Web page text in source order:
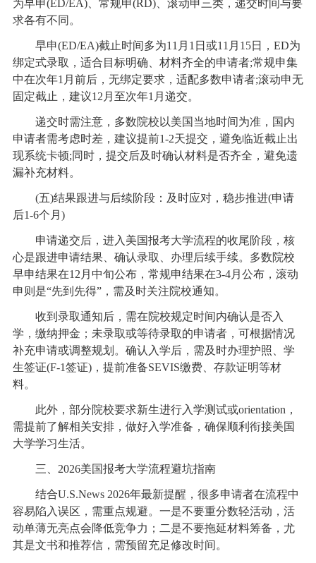
为早申(ED/EA)、常规申(RD)、滚动申三类，递交时间与要
求各有不同。
早申(ED/EA)截止时间多为11月1日或11月15日，ED为
绑定式录取，适合目标明确、材料齐全的申请者;常规申集
中在次年1月前后，无绑定要求，适配多数申请者;滚动申无
固定截止，建议12月至次年1月递交。
递交时需注意，多数院校以美国当地时间为准，国内
申请者需考虑时差，建议提前1-2天提交，避免临近截止出
现系统卡顿;同时，提交后及时确认材料是否齐全，避免遗
漏补充材料。
(五)结果跟进与后续阶段：及时应对，稳步推进(申请
后1-6个月)
申请递交后，进入美国报考大学流程的收尾阶段，核
心是跟进申请结果、确认录取、办理后续手续。多数院校
早申结果在12月中旬公布，常规申结果在3-4月公布，滚动
申则是“先到先得”，需及时关注院校通知。
收到录取通知后，需在院校规定时间内确认是否入
学，缴纳押金；未录取或等待录取的申请者，可根据情况
补充申请或调整规划。确认入学后，需及时办理护照、学
生签证(F-1签证)，提前准备SEVIS缴费、存款证明等材
料。
此外，部分院校要求新生进行入学测试或orientation，
需提前了解相关安排，做好入学准备，确保顺利衔接美国
大学学习生活。
三、2026美国报考大学流程避坑指南
结合U.S.News 2026年最新提醒，很多申请者在流程中
容易陷入误区，需重点规避。一是不要重分数轻活动，活
动单薄无亮点会降低竞争力；二是不要拖延材料筹备，尤
其是文书和推荐信，需预留充足修改时间。